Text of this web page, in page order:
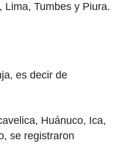
Lima, Tumbes y Piura.
es decir de
Huánuco, Ica,
se registraron